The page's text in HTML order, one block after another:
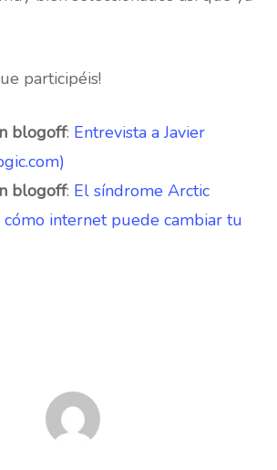
participéis!
blogoff: Entrevista a Javier
blogoff: El síndrome Arctic
cómo internet puede cambiar tu